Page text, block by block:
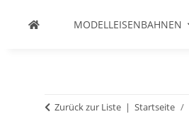
MODELLEISENBAHNEN
Zurück zur Liste Startseite